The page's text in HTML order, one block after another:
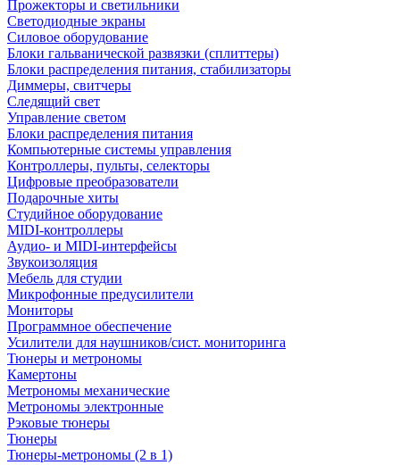
Прожекторы и светильники
Светодиодные экраны
Силовое оборудование
Блоки гальванической развязки (сплиттеры)
Блоки распределения питания, стабилизаторы
Диммеры, свитчеры
Следящий свет
Управление светом
Блоки распределения питания
Компьютерные системы управления
Контроллеры, пульты, селекторы
Цифровые преобразователи
Подарочные хиты
Студийное оборудование
MIDI-контроллеры
Аудио- и MIDI-интерфейсы
Звукоизоляция
Мебель для студии
Микрофонные предусилители
Мониторы
Программное обеспечение
Усилители для наушников/сист. мониторинга
Тюнеры и метрономы
Камертоны
Метрономы механические
Метрономы электронные
Рэковые тюнеры
Тюнеры
Тюнеры-метрономы (2 в 1)